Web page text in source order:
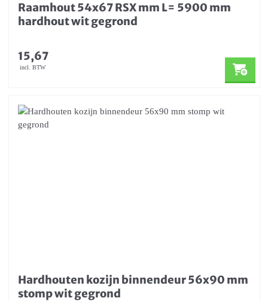
Raamhout 54x67 RSX mm L= 5900 mm
hardhout wit gegrond
15,67
incl. BTW
Hardhouten kozijn binnendeur 56x90 mm
stomp wit gegrond